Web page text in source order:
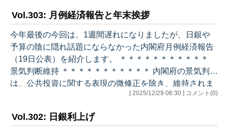
Vol.303: 月例経済報告と年末挨拶
今年最後の今回は、1週間遅れになりましたが、日銀や
予算の陰に隠れ話題にならなかった内閣府月例経済報告
（19日公表）を紹介します。 ＊＊＊＊＊＊＊＊＊＊＊
景気判断維持 ＊＊＊＊＊＊＊＊＊＊＊ 内閣府の景気判断
は、公共投資に関する表現の微修正を除き、維持されま
回復している ・個人消費：持ち直しの動きがみられる ・
[ 2025/12/29 06:30 ] コメント(0)
Vol.302: 日銀利上げ